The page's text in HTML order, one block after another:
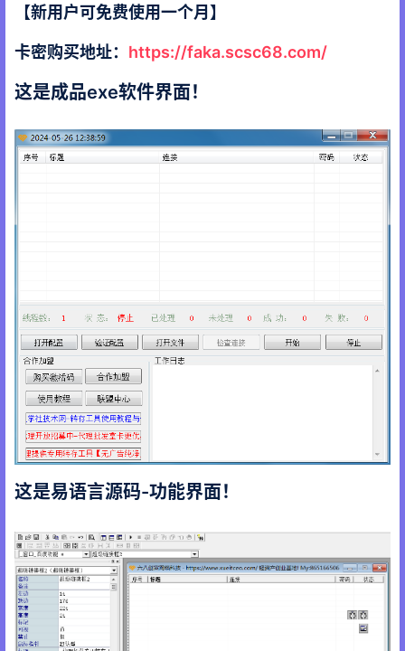
【新用户可免费使用一个月】
卡密购买地址： https://faka.scsc68.com/
这是成品exe软件界面！
这是易语言源码-功能界面！